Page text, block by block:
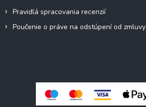
Pravidlá spracovania recenzií
Poučenie o práve na odstúpení od zmluvy